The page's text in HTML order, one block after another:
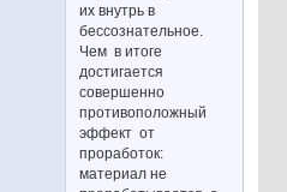
их внутрь в
бессознательное.
Чем в итоге
достигается
совершенно
противоположный
эффект от
проработок:
материал не